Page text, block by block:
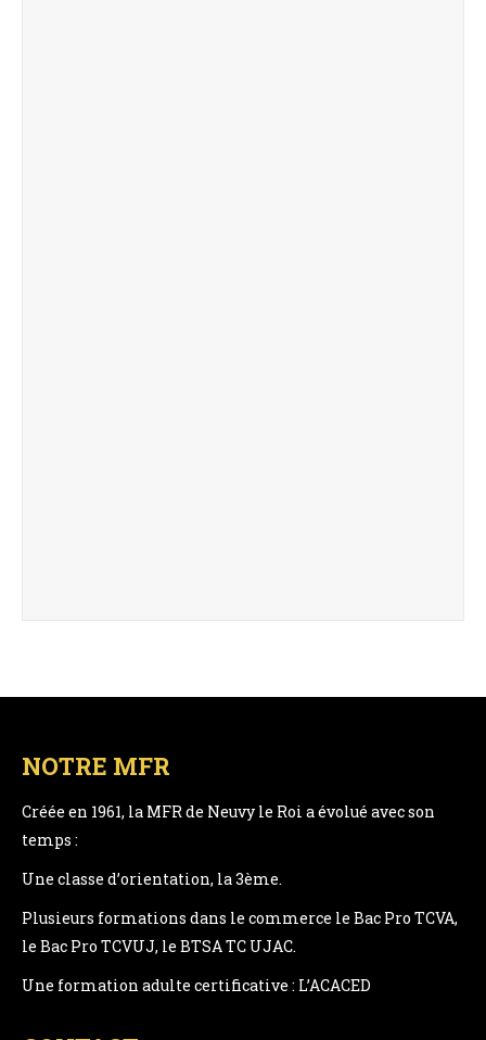
NOTRE MFR
Créée en 1961, la MFR de Neuvy le Roi a évolué avec son
temps :
Une classe d’orientation, la 3ème.
Plusieurs formations dans le commerce le Bac Pro TCVA,
le Bac Pro TCVUJ, le BTSA TC UJAC.
Une formation adulte certificative : L’ACACED